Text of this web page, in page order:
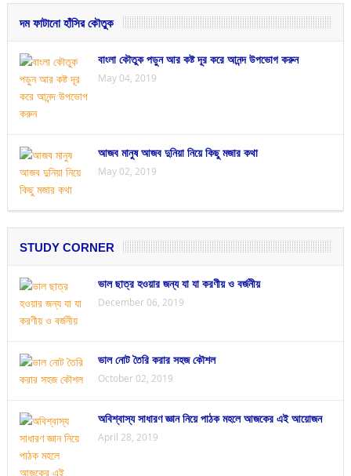
দম ফাটানো হাঁসির কৌতুক
বাংলা কৌতুক পড়ুন আর কষ্ট দূর করে আনন্দ উপভোগ করুন
May 04, 2019
আজব মানুষ আজব দুনিয়া নিয়ে কিছু মজার কথা
May 02, 2019
STUDY CORNER
ভাল ছাত্র হওয়ার জন্য যা যা করণীয় ও বর্জনীয়
December 06, 2019
ভাল নোট তৈরি করার সহজ কৌশল
October 02, 2019
অবিশ্বাস্য সাধারণ জ্ঞান নিয়ে পাঠক মহলে আজকের এই আয়োজন
April 28, 2019